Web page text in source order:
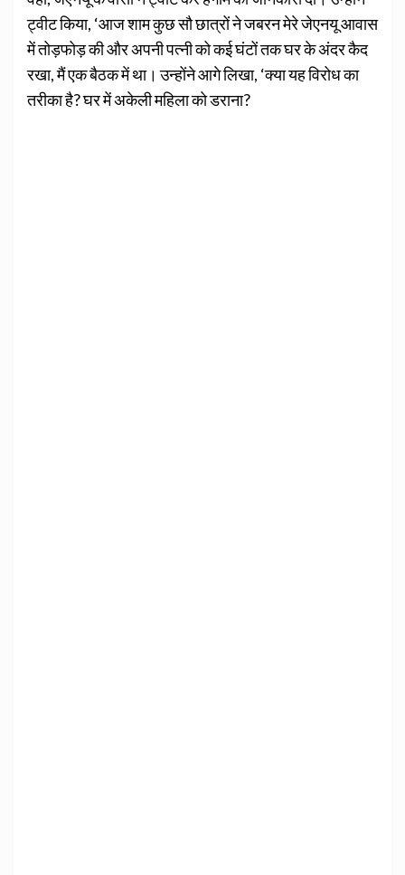
ट्वीट किया, ‘आज शाम कुछ सौ छात्रों ने जबरन मेरे जेएनयू आवास
में तोड़फोड़ की और अपनी पत्नी को कई घंटों तक घर के अंदर कैद
रखा, मैं एक बैठक में था। उन्होंने आगे लिखा, ‘क्या यह विरोध का
तरीका है? घर में अकेली महिला काे डराना?